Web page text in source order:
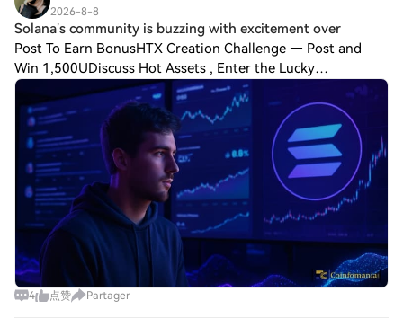
2026-8-8
Solana’s community is buzzing with excitement over
Post To Earn BonusHTX Creation Challenge — Post and
Win 1,500UDiscuss Hot Assets , Enter the Lucky
DrawSolana’s community is buzzing with excitement over
the latest developments in its ecosystem, as h
4 点赞 Partager